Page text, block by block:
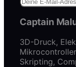
Captain
3D-Druck,
Skripting,